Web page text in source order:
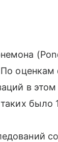
оценкам
в
было